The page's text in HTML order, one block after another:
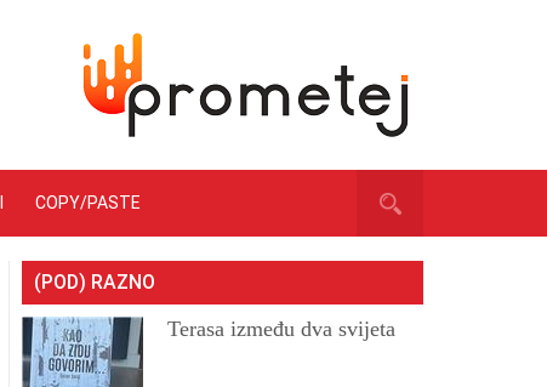
COPY/PASTE
(POD) RAZNO
Terasa između dva svijeta